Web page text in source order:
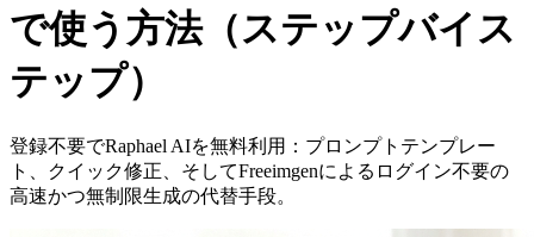
で使う方法（ステップバイス
テップ）
登録不要でRaphael AIを無料利用：プロンプトテンプレー
ト、クイック修正、そしてFreeimgenによるログイン不要の
高速かつ無制限生成の代替手段。